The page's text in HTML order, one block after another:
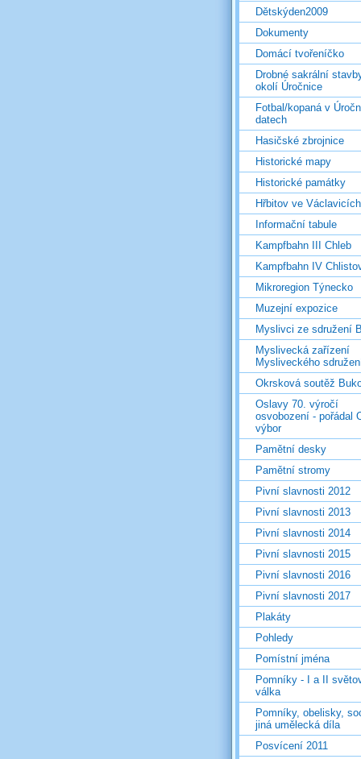
Dětskýden2009
Dokumenty
Domácí tvořeníčko
Drobné sakrální
okolí Úročnice
Fotbal/kopaná v
datech
Hasičské zbrojnice
Historické mapy
Historické památky
Hřbitov ve Václavicích
Informační tabule
Kampfbahn III Chleb
Kampfbahn IV
Mikroregion Týnecko
Muzejní expozice
Myslivci ze sdružení
Myslivecká zařízení
Mysliveckého
Okrsková soutěž
Oslavy 70. výročí
osvobození - pořádal
výbor
Pamětní desky
Pamětní stromy
Pivní slavnosti 2012
Pivní slavnosti 2013
Pivní slavnosti 2014
Pivní slavnosti 2015
Pivní slavnosti 2016
Pivní slavnosti 2017
Plakáty
Pohledy
Pomístní jména
Pomníky - I a II
válka
Pomníky, obelisky,
jiná umělecká díla
Posvícení 2011